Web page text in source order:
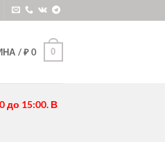
/₽0 0
до 15:00. В